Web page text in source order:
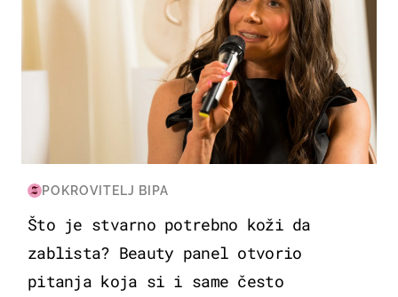
POKROVITELJ BIPA
Što je stvarno potrebno koži da
zablista? Beauty panel otvorio
pitanja koja si i same često